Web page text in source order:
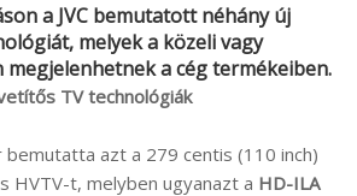
a JVC bemutatott néhány új
melyek a közeli vagy
a cég termékeiben.
TV technológiák
azt a 279 centis (110 inch)
HVTV-t, melyben ugyanazt a HD-ILA